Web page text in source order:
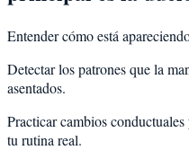
Entender cómo está
Detectar los patrones que la
asentados.
Practicar cambios
tu rutina real.